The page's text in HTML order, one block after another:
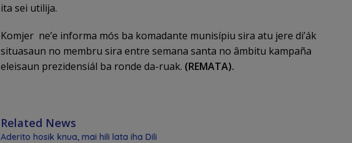
ita sei utilija.
Komjer ne’e informa mós ba komadante munisípiu sira atu jere di’ák
situasaun no membru sira entre semana santa no âmbitu kampaña
eleisaun prezidensiál ba ronde da-ruak. (REMATA).
Related News
Aderito hosik knua, mai hili lata iha Dili